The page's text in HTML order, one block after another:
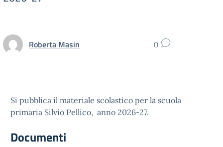
Roberta Masin 0
Si pubblica il materiale scolastico per la scuola
primaria Silvio Pellico, anno 2026-27.
Documenti